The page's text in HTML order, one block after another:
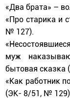
«Два брата» –
«Про старика и
№ 127).
муж
бытовая сказка
«Как работник
(ЭК- 8/51, №